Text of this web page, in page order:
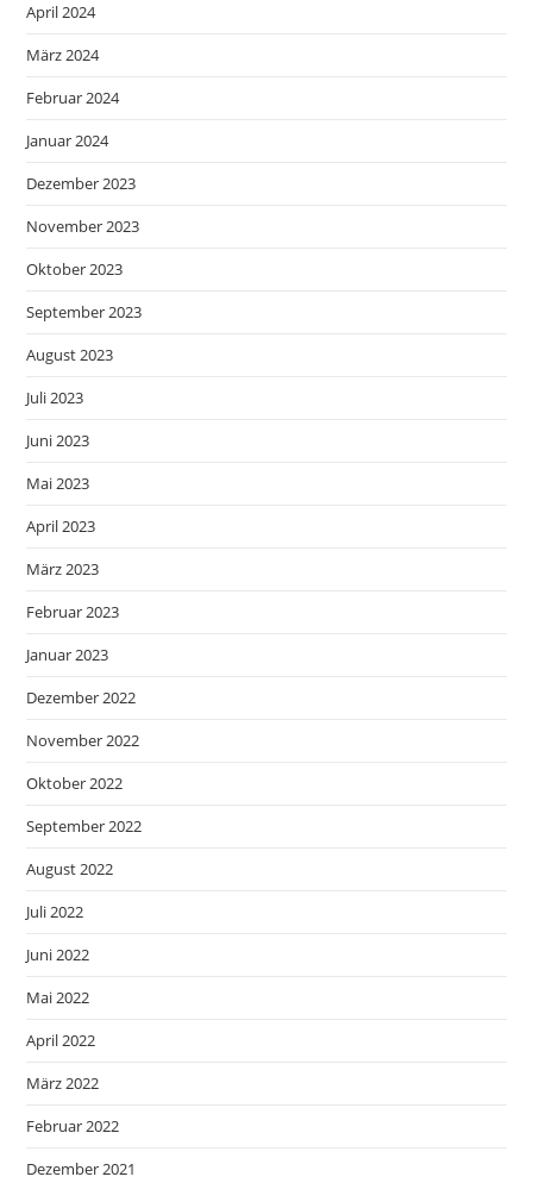
April 2024
März 2024
Februar 2024
Januar 2024
Dezember 2023
November 2023
Oktober 2023
September 2023
August 2023
Juli 2023
Juni 2023
Mai 2023
April 2023
März 2023
Februar 2023
Januar 2023
Dezember 2022
November 2022
Oktober 2022
September 2022
August 2022
Juli 2022
Juni 2022
Mai 2022
April 2022
März 2022
Februar 2022
Dezember 2021